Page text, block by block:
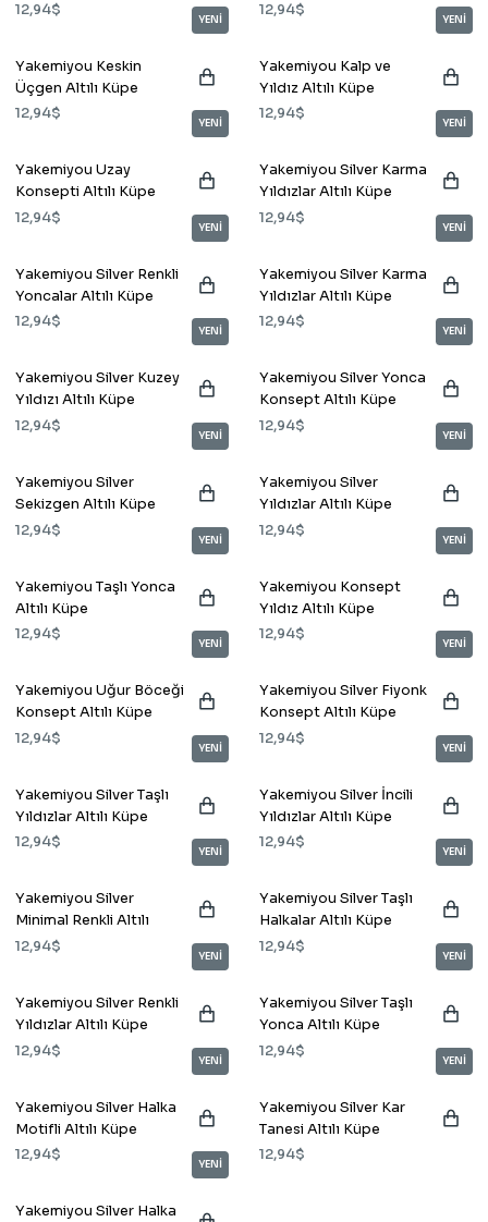
12,94$
12,94$
YENİ
Yakemiyou Keskin
Üçgen Altılı Küpe
12,94$
YENİ
Yakemiyou Kalp ve
Yıldız Altılı Küpe
12,94$
YENİ
Yakemiyou Uzay
Konsepti Altılı Küpe
12,94$
YENİ
Yakemiyou Silver Karma
Yıldızlar Altılı Küpe
12,94$
YENİ
Yakemiyou Silver Renkli
Yoncalar Altılı Küpe
12,94$
YENİ
Yakemiyou Silver Karma
Yıldızlar Altılı Küpe
12,94$
YENİ
Yakemiyou Silver Kuzey
Yıldızı Altılı Küpe
12,94$
YENİ
Yakemiyou Silver Yonca
Konsept Altılı Küpe
12,94$
YENİ
Yakemiyou Silver
Sekizgen Altılı Küpe
12,94$
YENİ
Yakemiyou Silver
Yıldızlar Altılı Küpe
12,94$
YENİ
Yakemiyou Taşlı Yonca
Altılı Küpe
12,94$
YENİ
Yakemiyou Konsept
Yıldız Altılı Küpe
12,94$
YENİ
Yakemiyou Uğur Böceği
Konsept Altılı Küpe
12,94$
YENİ
Yakemiyou Silver Fiyonk
Konsept Altılı Küpe
12,94$
YENİ
Yakemiyou Silver Taşlı
Yıldızlar Altılı Küpe
12,94$
YENİ
Yakemiyou Silver İncili
Yıldızlar Altılı Küpe
12,94$
YENİ
Yakemiyou Silver
Minimal Renkli Altılı
Küpe
12,94$
YENİ
Yakemiyou Silver Taşlı
Halkalar Altılı Küpe
12,94$
YENİ
Yakemiyou Silver Renkli
Yıldızlar Altılı Küpe
12,94$
YENİ
Yakemiyou Silver Taşlı
Yonca Altılı Küpe
12,94$
YENİ
Yakemiyou Silver Halka
Motifli Altılı Küpe
12,94$
YENİ
Yakemiyou Silver Kar
Tanesi Altılı Küpe
12,94$
YENİ
Yakemiyou Silver Halka